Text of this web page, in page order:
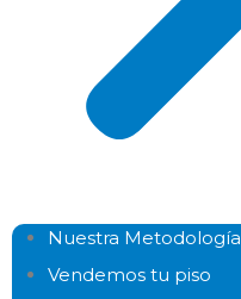
Nuestra Metodología
Vendemos tu piso